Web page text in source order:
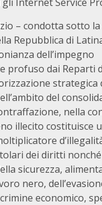
– condotta sotto
Repubblica di
dell’impegno
profuso dai Reparti
strategica
del
nella
illecito costituisce
dei diritti
sicurezza,
nero,
economico,